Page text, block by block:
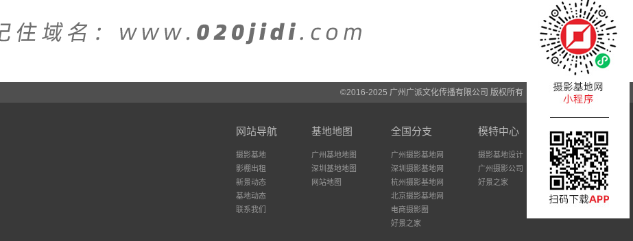
©2016-2025 广州广派文化传播有限公司 版权所有
网站导航
摄影基地
影棚出租
新景动态
基地动态
联系我们
基地地图
广州基地地图
深圳基地地图
网站地图
全国分支
广州摄影基地网
深圳摄影基地网
杭州摄影基地网
北京摄影基地网
电商摄影圈
好景之家
模特中心
摄影基地设计
广州摄影公司
好景之家